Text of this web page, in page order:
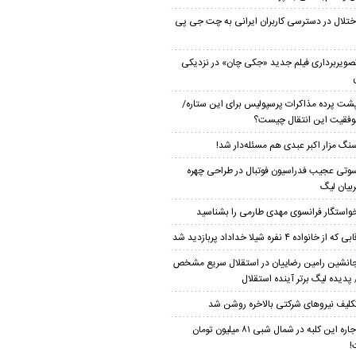
در دسترسی کاربران ایرانی به چت جی پی
فیلم جدید «جکی چان» در نزدیکی
پرده مذاکرات پرسپولیس برای این ستاره/
این انتقال چیست؟
مزار اکبر عبدی هم مسئله‌دار شد!
عجیب فدراسیون فوتبال در طراحی چهره
لیگ
فرانسوی مهدی طارمی را بشناسید
که از خانواده ۴ نفره شیلا خداداد پربازدید شد
رامین رضاییان در استقلال سریع مشخص
لیگ برتر آینده استقلال
نیروهای شرکتی بالاخره روشن شد
اجاره این کلبه در شمال شبی ۸۱ میلیون تومان